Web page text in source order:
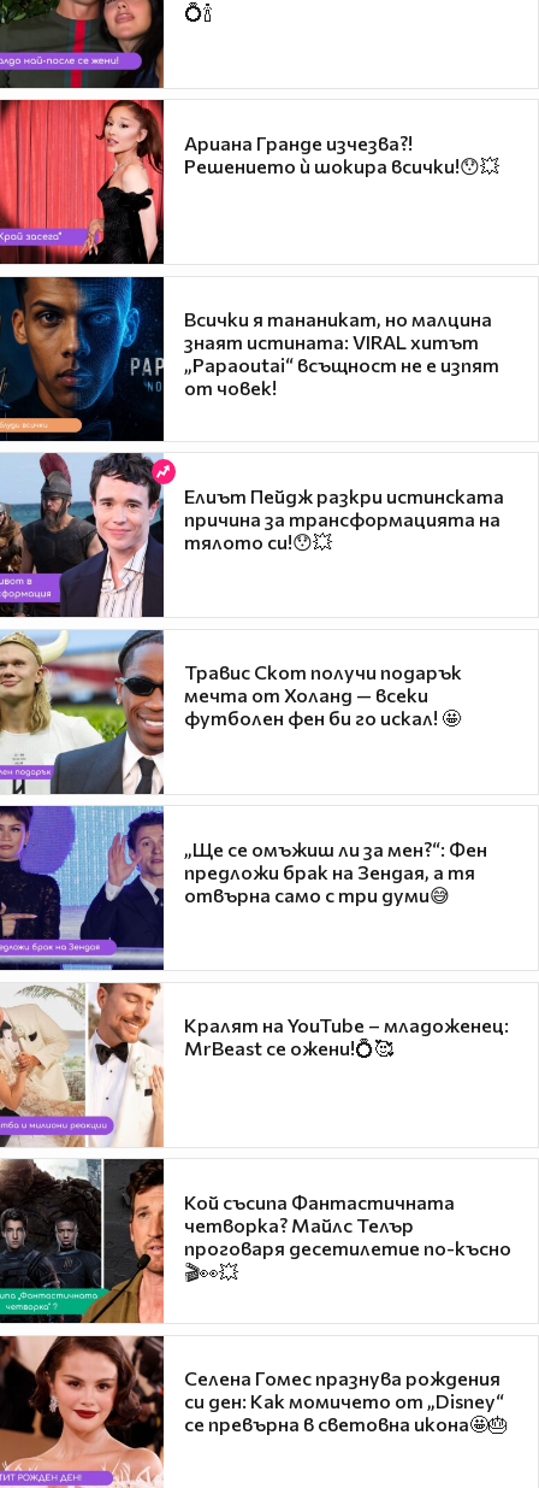
💍🍾
Ариана Гранде изчезва?!
Решението ѝ шокира всички!😯💥
Всички я тананикат, но малцина
знаят истината: VIRAL хитът
„Papaoutai“ всъщност не е изпят
от човек!
Елиът Пейдж разкри истинската
причина за трансформацията на
тялото си!😯💥
Травис Скот получи подарък
мечта от Холанд — всеки
футболен фен би го искал! 🤩
„Ще се омъжиш ли за мен?“: Фен
предложи брак на Зендая, а тя
отвърна само с три думи😅
Кралят на YouTube – младоженец:
MrBeast се ожени!💍🥰
Кой съсипа Фантастичната
четворка? Майлс Телър
проговаря десетилетие по-късно
🎬👀💥
Селена Гомес празнува рождения
си ден: Как момичето от „Disney“
се превърна в световна икона🤩🎂